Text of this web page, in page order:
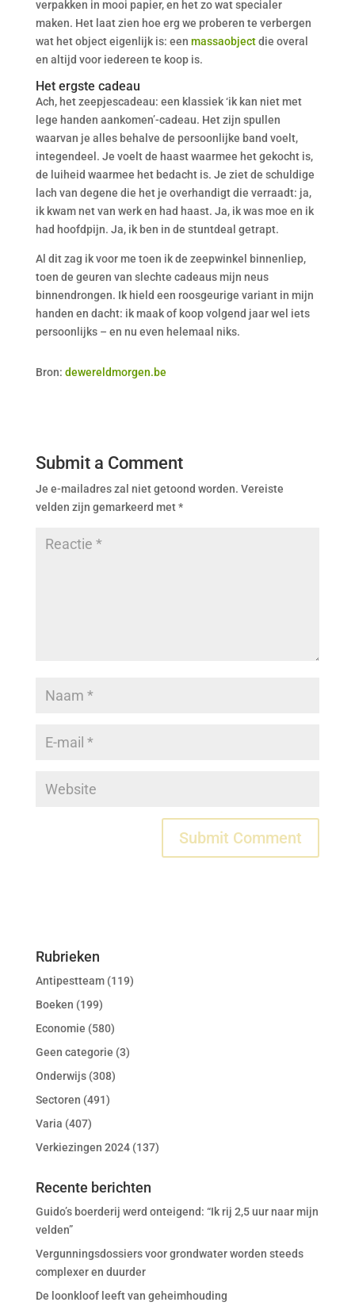
verpakken in mooi papier, en het zo wat specialer
maken. Het laat zien hoe erg we proberen te verbergen
wat het object eigenlijk is: een massaobjectdie overal
en altijd voor iedereen te koop is.
Het ergste cadeau
Ach, het zeepjescadeau: een klassiek ‘ik kan niet met
lege handen aankomen’-cadeau. Het zijn spullen
waarvan je alles behalve de persoonlijke band voelt,
integendeel. Je voelt de haast waarmee het gekocht is,
de luiheid waarmee het bedacht is. Je ziet de schuldige
lach van degene die het je overhandigt die verraadt: ja,
ik kwam net van werk en had haast. Ja, ik was moe en ik
had hoofdpijn. Ja, ik ben in de stuntdeal getrapt.
Al dit zag ik voor me toen ik de zeepwinkel binnenliep,
toen de geuren van slechte cadeaus mijn neus
binnendrongen. Ik hield een roosgeurige variant in mijn
handen en dacht: ik maak of koop volgend jaar wel iets
persoonlijks – en nu even helemaal niks.
Bron: dewereldmorgen.be
Submit a Comment
Je e-mailadres zal niet getoond worden. Vereiste
velden zijn gemarkeerd met*
Rubrieken
Antipestteam(119)
Boeken (199)
Economie (580)
Geen categorie (3)
Onderwijs(308)
Sectoren (491)
Varia (407)
Verkiezingen 2024(137)
Recente berichten
Guido’s boerderij werd onteigend: “Ik rij 2,5 uur naar mijn
velden”
Vergunningsdossiers voor grondwater worden steeds
complexer en duurder
De loonkloof leeft van geheimhouding